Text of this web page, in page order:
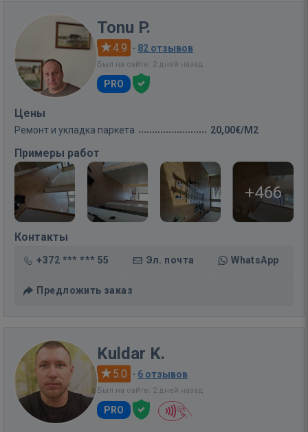
Tonu P.
4.9 · 82 отзывов
Был на сайте: 2 дней назад
PRO
Цены
Ремонт и укладка паркета 20,00€/M2
Примеры работ
+466
Контакты
+372 *** *** 55 Эл. почта WhatsApp
Предложить заказ
Kuldar K.
5.0 · 6 отзывов
Был на сайте: 2 дней назад
PRO